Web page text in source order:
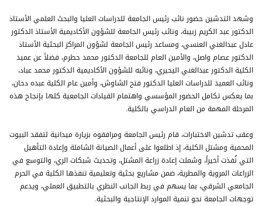
وشهد التدشين حضور نائب رئيس الجامعة للدراسات العليا والبحث العلمي الأستاذ
الدكتور عبد الكريم زبيبة، ونائب رئيس الجامعة للشؤون الأكاديمية الأستاذ الدكتور
عادل عبدالغني العنسي، ومساعد رئيس الجامعة لشؤون المراكز البحثية الأستاذ
الدكتور عصام واصل، والأمين العام للجامعة الدكتور محمد حطرم، فضلاً عن عميد
الكلية الدكتور عبدالغني اليحيري، ونائبه للشؤون الأكاديمية الدكتور محمد عباد،
ونائب العميد للدراسات العليا الدكتور فتح الشاوش، وأمين عام الكلية عبده دحان،
بما يعكس تكامل الحضور المؤسسي واهتمام القيادات الجامعية كلها بإنجاح هذه
المرحلة المهمة من العام الدراسي بالكلية.
وعقب تدشين الاختبارات، قام رئيس الجامعة ومرافقوه بزيارة ميدانية لتفقد البيوت
المحمية ومشتل الكلية، إذ اطلعوا على أعمال الصيانة الشاملة وإعادة التأهيل
التي نُفذت أخيراً، وشملت إعادة زراعة المشتل، وتحديث شبكات الري، والتوسع في
الزراعات المروية والمطرية، ضمن مشاريع بحثية وتعليمية تنفذها الكلية في الحرم
الجامعي الشرقي، بما يسهم في ربط الجانب النظري بالتطبيق العملي، ويدعم
توجهات الجامعة نحو تنمية الموارد الإنتاجية والبحثية.